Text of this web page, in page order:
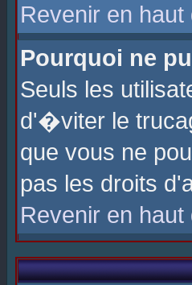
Revenir en haut
Pourquoi ne
Seuls les
d'�viter le
que vous ne
pas les droits
Revenir en haut